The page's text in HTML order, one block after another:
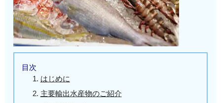
目次
はじめに
主要輸出水産物のご紹介